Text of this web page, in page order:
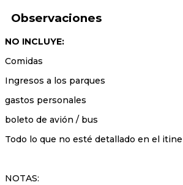
Observaciones
NO INCLUYE:
Comidas
Ingresos a los parques
gastos personales
boleto de avión / bus
Todo lo que no esté detallado en el
NOTAS: